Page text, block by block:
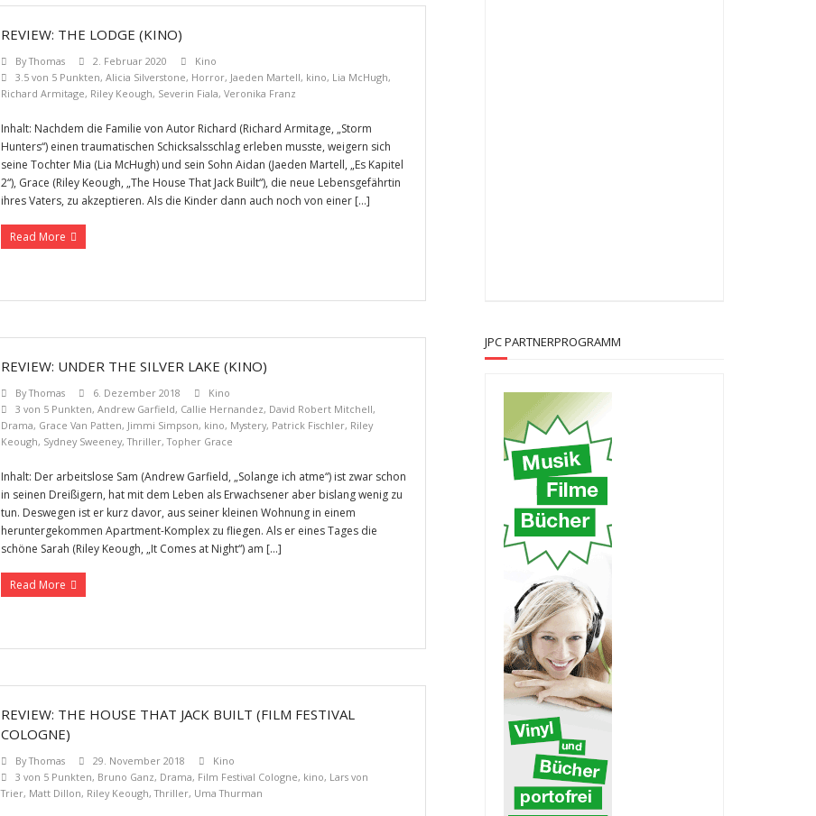
REVIEW: THE LODGE (KINO)
ByThomas 2. Februar 2020
Kino
3.5 von 5 Punkten,Alicia Silverstone, Horror, Jaeden Martell, kino, Lia McHugh,
Richard Armitage, Riley Keough, Severin Fiala,Veronika Franz
Inhalt: Nachdem die Familie von Autor Richard (Richard Armitage, „Storm
Hunters“) einen traumatischen Schicksalsschlag erleben musste, weigern sich
seine Tochter Mia (Lia McHugh) und sein Sohn Aidan (Jaeden Martell, „Es Kapitel
2“), Grace (Riley Keough, „The House That Jack Built“), die neue Lebensgefährtin
ihres Vaters, zu akzeptieren. Als die Kinder dann auch noch von einer […]
Read More
REVIEW: UNDER THE SILVER LAKE (KINO)
ByThomas 6. Dezember 2018
Kino
3 von 5 Punkten,Andrew Garfield, Callie Hernandez, David Robert Mitchell,
Drama, Grace Van Patten, Jimmi Simpson, kino, Mystery, Patrick Fischler, Riley
Keough, Sydney Sweeney,Thriller,Topher Grace
Inhalt: Der arbeitslose Sam (Andrew Garfield, „Solange ich atme“) ist zwar schon
in seinen Dreißigern, hat mit dem Leben als Erwachsener aber bislang wenig zu
tun. Deswegen ist er kurz davor, aus seiner kleinen Wohnung in einem
heruntergekommen Apartment-Komplex zu fliegen. Als er eines Tages die
schöne Sarah (Riley Keough, „It Comes at Night“) am […]
Read More
REVIEW: THE HOUSE THAT JACK BUILT (FILM FESTIVAL
COLOGNE)
ByThomas 29. November 2018
Kino
3 von 5 Punkten, Bruno Ganz, Drama, Film Festival Cologne, kino, Lars von
Trier, Matt Dillon, Riley Keough,Thriller, Uma Thurman
JPC PARTNERPROGRAMM